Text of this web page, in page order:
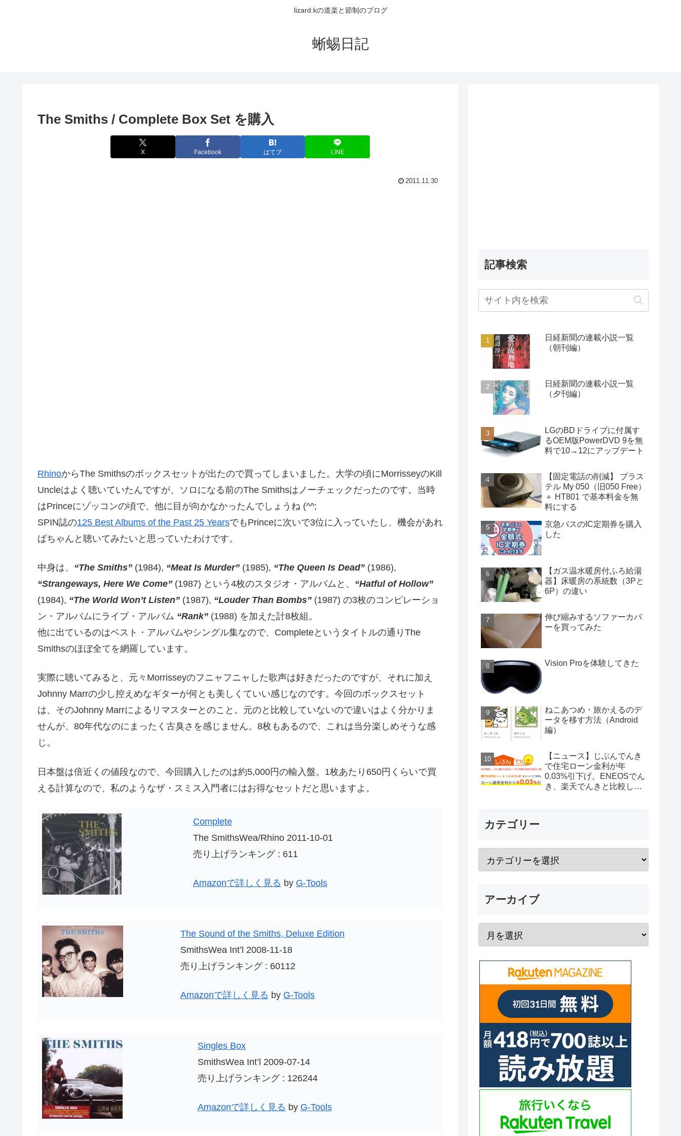
lizard.kの道楽と節制のブログ
蜥蜴日記
The Smiths / Complete Box Set を購入
X Facebook はてブ LINE
2011.11.30
RhinoからThe Smithsのボックスセットが出たので買ってしまいました。大学の頃にMorrisseyのKill
Uncleはよく聴いていたんですが、ソロになる前のThe Smithsはノーチェックだったのです。当時
はPrinceにゾッコンの頃で、他に目が向かなかったんでしょうね (^^;
SPIN誌の125 Best Albums of the Past 25 YearsでもPrinceに次いで3位に入っていたし、機会があれ
ばちゃんと聴いてみたいと思っていたわけです。
中身は、 “The Smiths” (1984), “Meat Is Murder” (1985), “The Queen Is Dead” (1986),
“Strangeways, Here We Come” (1987) という4枚のスタジオ・アルバムと、 “Hatful of Hollow”
(1984), “The World Won’t Listen” (1987), “Louder Than Bombs” (1987) の3枚のコンピレーショ
ン・アルバムにライブ・アルバム “Rank” (1988) を加えた計8枚組。
他に出ているのはベスト・アルバムやシングル集なので、Completeというタイトルの通りThe
Smithsのほぼ全てを網羅しています。
実際に聴いてみると、元々Morrisseyのフニャフニャした歌声は好きだったのですが、それに加え
Johnny Marrの少し控えめなギターが何とも美しくていい感じなのです。今回のボックスセット
は、そのJohnny Marrによるリマスターとのこと。元のと比較していないので違いはよく分かりま
せんが、80年代なのにまったく古臭さを感じません。8枚もあるので、これは当分楽しめそうな感
じ。
日本盤は倍近くの値段なので、今回購入したのは約5,000円の輸入盤。1枚あたり650円くらいで買
える計算なので、私のようなザ・スミス入門者にはお得なセットだと思いますよ。
Complete
The SmithsWea/Rhino 2011-10-01
売り上げランキング : 611
Amazonで詳しく見る by G-Tools
The Sound of the Smiths, Deluxe Edition
SmithsWea Int’l 2008-11-18
売り上げランキング : 60112
Amazonで詳しく見る by G-Tools
Singles Box
SmithsWea Int’l 2009-07-14
売り上げランキング : 126244
Amazonで詳しく見る by G-Tools
記事検索
日経新聞の連載小説一覧
（朝刊編）
日経新聞の連載小説一覧
（夕刊編）
LGのBDドライブに付属す
るOEM版PowerDVD 9を無
料で10→12にアップデート
【固定電話の削減】 ブラス
テル My 050（旧050 Free）
＋ HT801 で基本料金を無
料にする
京急バスのIC定期券を購入
した
【ガス温水暖房付ふろ給湯
器】床暖房の系統数（3Pと
6P）の違い
伸び縮みするソファーカバ
ーを買ってみた
Vision Proを体験してきた
ねこあつめ・旅かえるのデ
ータを移す方法（Android
編）
【ニュース】じぶんでんき
で住宅ローン金利が年
0.03%引下げ。ENEOSでん
き、楽天でんきと比較して
カテゴリー
アーカイブ